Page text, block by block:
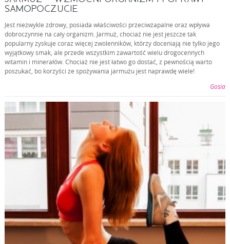
SAMOPOCZUCIE
Jest niezwykle zdrowy, posiada właściwości przeciwzapalne oraz wpływa
dobroczynnie na cały organizm. Jarmuż, chociaż nie jest jeszcze tak
popularny zyskuje coraz więcej zwolenników, którzy doceniają nie tylko jego
wyjątkowy smak, ale przede wszystkim zawartość wielu drogocennych
witamin i minerałów. Chociaż nie jest łatwo go dostać, z pewnością warto
poszukać, bo korzyści ze spożywania jarmużu jest naprawdę wiele!
Gosia